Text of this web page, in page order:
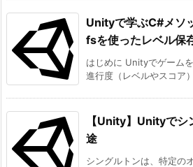
Unityで学ぶC#メソ
fsを使ったレベル保
はじめに Unityでゲーム
進行度（レベルやスコア
【Unity】Unityでシ
途
シングルトンは、特定の